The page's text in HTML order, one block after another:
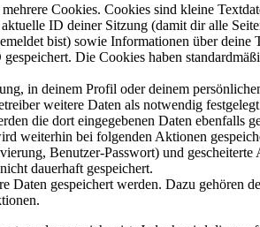
Cookies. Cookies sind kleine
ID deiner Sitzung (damit dir alle
bist) sowie Informationen über
Die Cookies haben
in deinem Profil oder deinem
weitere Daten als notwendig
die dort eingegebenen Daten
weiterhin bei folgenden Aktionen
Benutzer-Passwort) und
dauerhaft gespeichert.
Daten gespeichert werden. Dazu gehören